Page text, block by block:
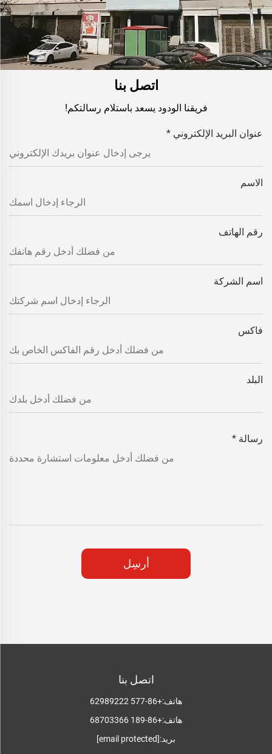
اتصل بنا
فريقنا الودود يسعد باستلام رسالتكم!
عنوان البريد الإلكتروني *
الاسم
رقم الهاتف
اسم الشركة
فاكس
البلد
رسالة *
أرسِل
اتصل بنا
هاتف:+86-577 62989222
هاتف:+86-189 68703366
بريد:[email protected]